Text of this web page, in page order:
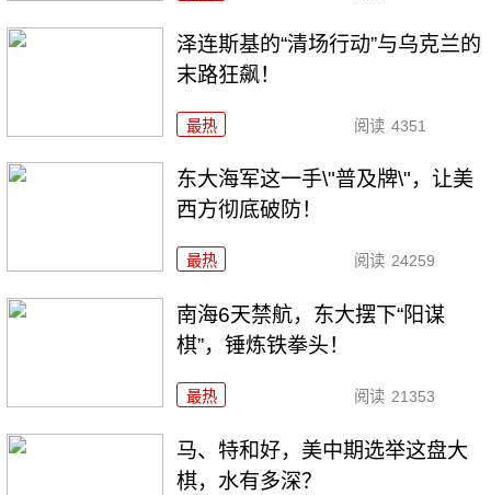
泽连斯基的“清场行动”与乌克兰的
末路狂飙！
最热 阅读 4351
东大海军这一手\"普及牌\"，让美
西方彻底破防！
最热 阅读 24259
南海6天禁航，东大摆下“阳谋
棋”，锤炼铁拳头！
最热 阅读 21353
马、特和好，美中期选举这盘大
棋，水有多深？